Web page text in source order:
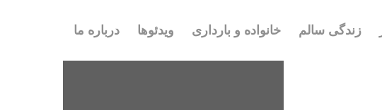
زندگی سالم خانواده و بارداری ویدئوها درباره ما